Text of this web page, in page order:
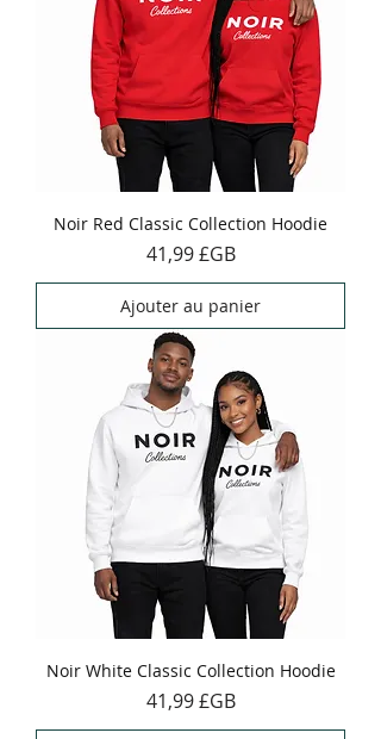
Noir Red Classic Collection Hoodie
Prix
41,99 £GB
Ajouter au panier
Noir White Classic Collection Hoodie
Prix
41,99 £GB